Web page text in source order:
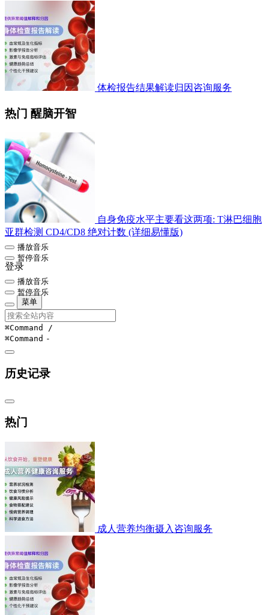
体检报告结果解读归因咨询服务
热门 醒脑开智
自身免疫水平主要看这两项: T淋巴细胞
亚群检测 CD4/CD8 绝对计数 (详细易懂版)
播放音乐
暂停音乐
登录
播放音乐
暂停音乐
菜单
⌘Command /
⌘Command -
历史记录
热门
成人营养均衡摄入咨询服务